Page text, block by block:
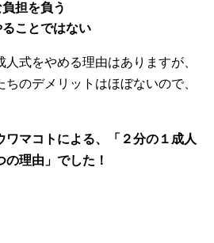
担を負う
ことではない
式をやめる理由はありますが、
のデメリットはほぼないので、
ワマコトによる、「２分の１成人
理由」でした！